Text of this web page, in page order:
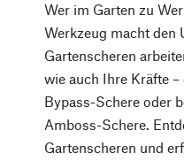
Wer im Garten zu
Werkzeug macht den
Gartenscheren
wie auch Ihre Kräfte
Bypass-Schere oder
Amboss-Schere.
Gartenscheren und